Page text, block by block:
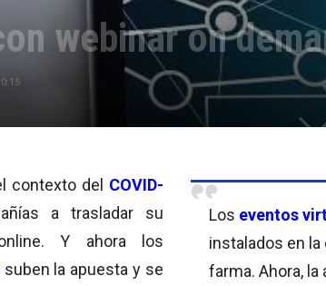
webinar on
Los eventos
instalados en la
farma. Ahora, la
contexto del COVID-
a trasladar su
Y ahora los
suben la apuesta y se